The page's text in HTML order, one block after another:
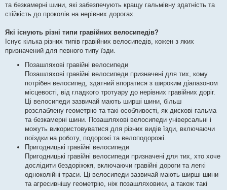
та безкамерні шини, які забезпечують кращу гальмівну здатність та
стійкість до проколів на нерівних дорогах.
Які існують різні типи гравійних велосипедів?
Існує кілька різних типів гравійних велосипедів, кожен з яких
призначений для певного типу їзди.
Позашляхові гравійні велосипеди
Позашляхові гравійні велосипеди призначені для тих, кому
потрібен велосипед, здатний впоратися з широким діапазоном
місцевості, від гладкого тротуару до нерівних гравійних доріг.
Ці велосипеди зазвичай мають ширші шини, більш
розслаблену геометрію та такі особливості, як дискові гальма
та безкамерні шини. Позашляхові велосипеди універсальні і
можуть використовуватися для різних видів їзди, включаючи
поїздки на роботу, подорожі та велоподорожі.
Пригодницькі гравійні велосипеди
Пригодницькі гравійні велосипеди призначені для тих, хто хоче
дослідити бездоріжжя, включаючи гравійні дороги та легкі
одноколійні траси. Ці велосипеди зазвичай мають ширші шини
та агресивнішу геометрію, ніж позашляховики, а також такі